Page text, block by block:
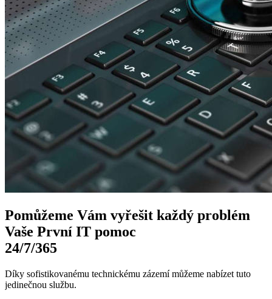
Pomůžeme Vámvyřešit každý problém
Vaše PrvníIT pomoc
24/7/365
Díky sofistikovanému technickému zázemí můžeme nabízet tuto
jedinečnou službu.